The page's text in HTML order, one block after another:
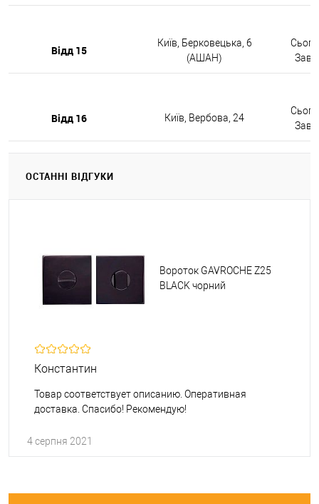
Відд 15
Київ, Берковецька, 6
(АШАН)
Відд 16 Київ, Вербова, 24
ОСТАННІ ВІДГУКИ
Вороток GAVROCHE Z25
BLACK чорний
Константин
Товар соответствует описанию. Оперативная
доставка. Спасибо! Рекомендую!
4 серпня 2021